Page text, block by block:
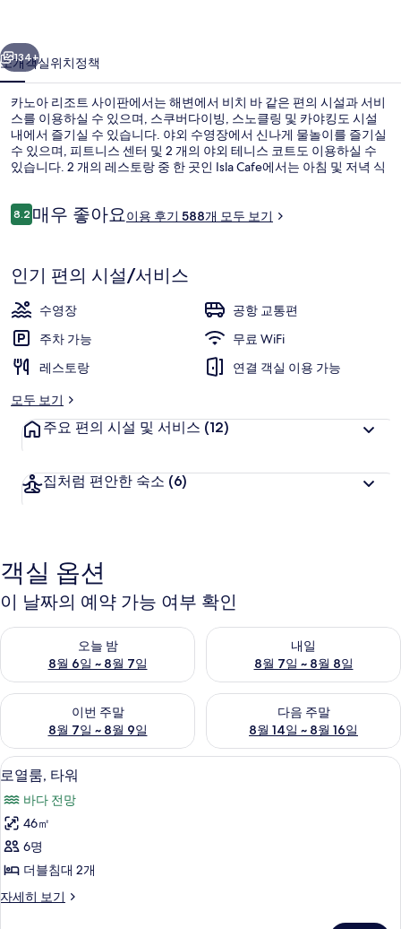
이
판
의
사
진
갤
러
다음
134+
소개객실위치정책
카노아 리조트 사이판에서는 해변에서 비치 바 같은 편의 시설과 서비
스를 이용하실 수 있으며, 스쿠버다이빙, 스노클링 및 카야킹도 시설
내에서 즐기실 수 있습니다. 야외 수영장에서 신나게 물놀이를 즐기실
수 있으며, 피트니스 센터 및 2 개의 야외 테니스 코트도 이용하실 수
있습니다. 2 개의 레스토랑 중 한 곳인 Isla Cafe에서는 아침 및 저녁 식
이
용
기
8.210점 만점 중 8.2점.
매우 좋아요이용 후기 588개 모두 보기
인기 편의 시설/서비스
수영장
공항 교통편
주차 가능
무료 WiFi
레스토랑
연결 객실 이용 가능
모두 보기
주요 편의 시설 및 서비스 (12)
집처럼 편안한 숙소 (6)
객실 옵션
이 날짜의 예약 가능 여부 확인
오늘 밤
8월 6일 ~ 8월 7일
오늘 밤 예약 가능 여부 확인, 8월 6일 ~ 8월 7일
내일
8월 7일 ~ 8월 8일
내일 예약 가능 여부 확인, 8월
이번 주말
8월 7일 ~ 8월 9일
이번 주말 예약 가능 여부 확인, 8월 7일 ~ 8월 9일
다음 주말
8월 14일 ~ 8월 16일
다음 주말 예약 가능 여부 확인,
로
룸,
타
워
진
로열룸, 타워 | 객실 내 금고, 책상, 암막
8
로열룸, 타워
바다 전망
46㎡
6명
더블침대 2개
자세히 보기
로